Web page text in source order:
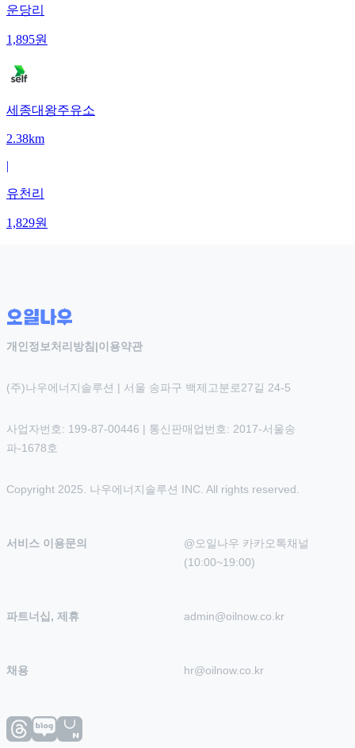
운당리
1,895원
세종대왕주유소
2.38km
|
유천리
1,829원
개인정보처리방침 |이용약관
(주)나우에너지솔루션 | 서울 송파구 백제고분로27길 24-5
사업자번호: 199-87-00446 | 통신판매업번호: 2017-서울송
파-1678호
Copyright 2025. 나우에너지솔루션 INC. All rights reserved.
서비스 이용문의
@오일나우 카카오톡채널
(10:00~19:00)
파트너십, 제휴 admin@oilnow.co.kr
채용 hr@oilnow.co.kr